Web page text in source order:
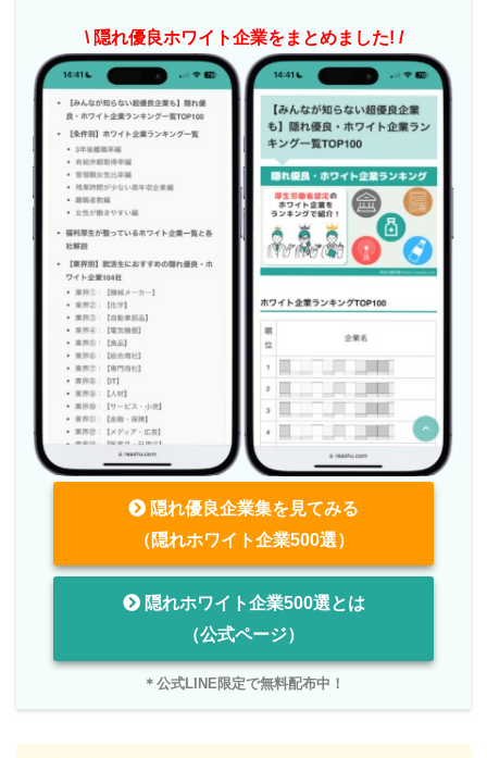
\ 隠れ優良ホワイト企業をまとめました! /
隠れ優良企業集を見てみる
（隠れホワイト企業500選）
隠れホワイト企業500選とは
（公式ページ）
＊公式LINE限定で無料配布中！